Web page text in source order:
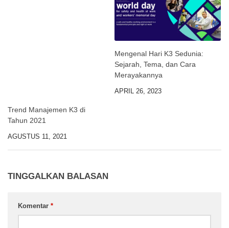
Trend Manajemen K3 di
Tahun 2021
AGUSTUS 11, 2021
Mengenal Hari K3 Sedunia:
Sejarah, Tema, dan Cara
Merayakannya
APRIL 26, 2023
TINGGALKAN BALASAN
Komentar *